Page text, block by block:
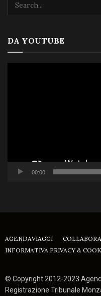
DA YOUTUBE
00:00
AGENDAVIAGGI
INFORMATIVA PRIVACY &
© Copyright 2012-2023
Registrazione Tribunale